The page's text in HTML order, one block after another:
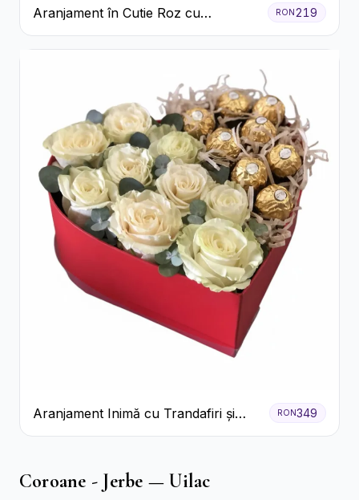
Aranjament în Cutie Roz cu
Crizanteme Albe și Lila
RON 219
Aranjament Inimă cu Trandafiri și
Praline Ferrero
RON349
Coroane - Jerbe — Uilac